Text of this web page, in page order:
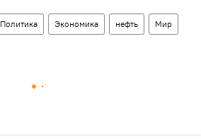
Политика Экономика нефть Мир